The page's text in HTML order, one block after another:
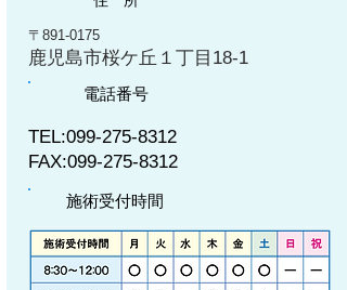
〒891-0175
鹿児島市桜ケ丘１丁目18-1
電話番号
TEL:099-275-8312
FAX:099-275-8312
施術受付時間